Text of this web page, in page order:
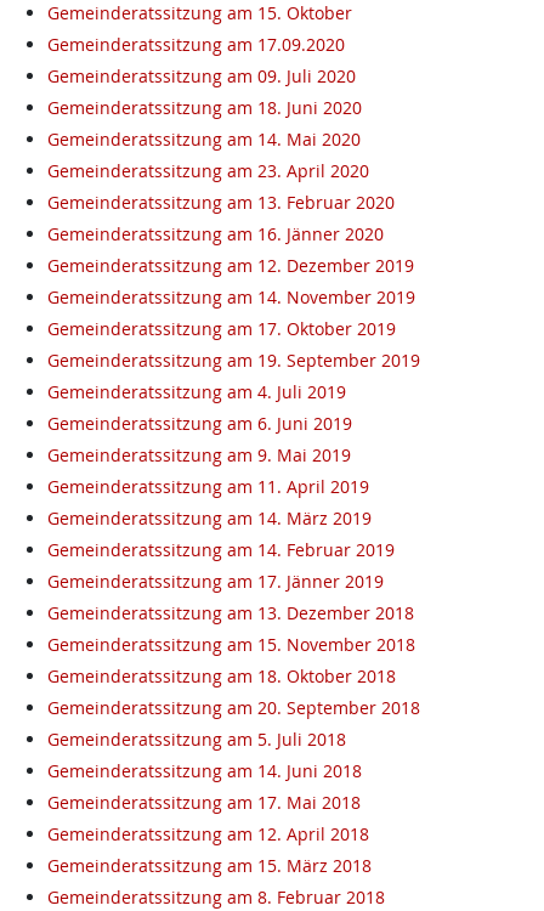
Gemeinderatssitzung am 15. Oktober
Gemeinderatssitzung am 17.09.2020
Gemeinderatssitzung am 09. Juli 2020
Gemeinderatssitzung am 18. Juni 2020
Gemeinderatssitzung am 14. Mai 2020
Gemeinderatssitzung am 23. April 2020
Gemeinderatssitzung am 13. Februar 2020
Gemeinderatssitzung am 16. Jänner 2020
Gemeinderatssitzung am 12. Dezember 2019
Gemeinderatssitzung am 14. November 2019
Gemeinderatssitzung am 17. Oktober 2019
Gemeinderatssitzung am 19. September 2019
Gemeinderatssitzung am 4. Juli 2019
Gemeinderatssitzung am 6. Juni 2019
Gemeinderatssitzung am 9. Mai 2019
Gemeinderatssitzung am 11. April 2019
Gemeinderatssitzung am 14. März 2019
Gemeinderatssitzung am 14. Februar 2019
Gemeinderatssitzung am 17. Jänner 2019
Gemeinderatssitzung am 13. Dezember 2018
Gemeinderatssitzung am 15. November 2018
Gemeinderatssitzung am 18. Oktober 2018
Gemeinderatssitzung am 20. September 2018
Gemeinderatssitzung am 5. Juli 2018
Gemeinderatssitzung am 14. Juni 2018
Gemeinderatssitzung am 17. Mai 2018
Gemeinderatssitzung am 12. April 2018
Gemeinderatssitzung am 15. März 2018
Gemeinderatssitzung am 8. Februar 2018